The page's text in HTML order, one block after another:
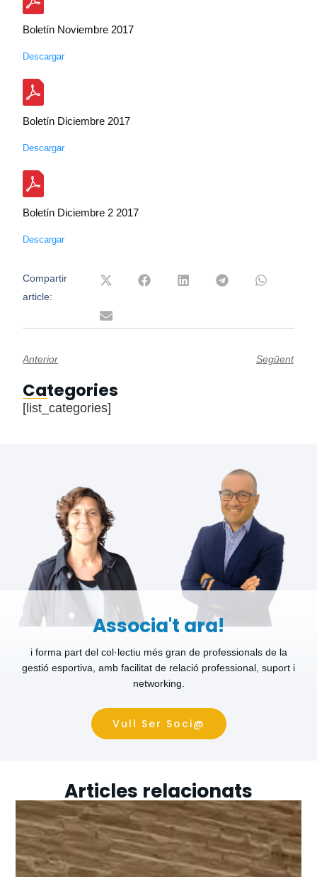
Boletín Noviembre 2017
Descargar
Boletín Diciembre 2017
Descargar
Boletín Diciembre 2 2017
Descargar
Compartir
article:
Anterior Següent
Categories
[list_categories]
Associa't ara!
i forma part del col·lectiu més gran de professionals de la
gestió esportiva, amb facilitat de relació professional, suport i
networking.
Vull Ser Soci@
Articles relacionats